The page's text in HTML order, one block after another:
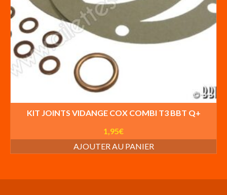
KIT JOINTS VIDANGE COX COMBI T3 BBT Q+
1,95€
AJOUTER AU PANIER